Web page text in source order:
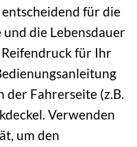
für die
die Lebensdauer
für Ihr
der Fahrerseite (z.B.
Verwenden
um den